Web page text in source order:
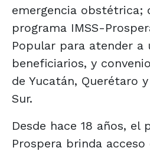
emergencia obstétrica;
programa IMSS-
Popular para atender a
beneficiarios, y
de Yucatán, Querétaro
Sur.
Desde hace 18 años, el
Prospera brinda acceso